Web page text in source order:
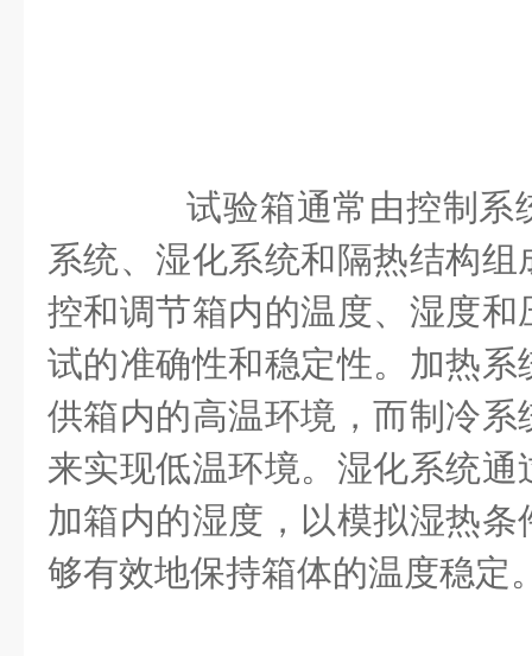
试验箱通常由控制系
系统、湿化系统和隔热结构
控和调节箱内的温度、湿度
试的准确性和稳定性。加热
供箱内的高温环境，而制冷
来实现低温环境。湿化系统
加箱内的湿度，以模拟湿热
够有效地保持箱体的温度稳定